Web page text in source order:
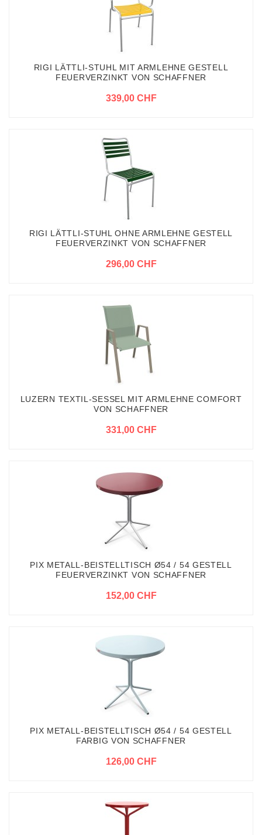
RIGI LÄTTLI-STUHL MIT ARMLEHNE GESTELL
FEUERVERZINKT VON SCHAFFNER
339,00 CHF
RIGI LÄTTLI-STUHL OHNE ARMLEHNE GESTELL
FEUERVERZINKT VON SCHAFFNER
296,00 CHF
LUZERN TEXTIL-SESSEL MIT ARMLEHNE COMFORT
VON SCHAFFNER
331,00 CHF
PIX METALL-BEISTELLTISCH Ø54 / 54 GESTELL
FEUERVERZINKT VON SCHAFFNER
152,00 CHF
PIX METALL-BEISTELLTISCH Ø54 / 54 GESTELL
FARBIG VON SCHAFFNER
126,00 CHF